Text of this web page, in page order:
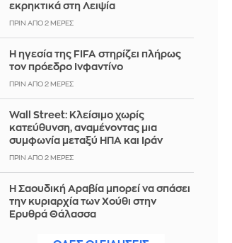
εκρηκτικά στη Λειψία
ΠΡΙΝ ΑΠΌ 2 ΜΈΡΕΣ
Η ηγεσία της FIFA στηρίζει πλήρως
τον πρόεδρο Ινφαντίνο
ΠΡΙΝ ΑΠΌ 2 ΜΈΡΕΣ
Wall Street: Κλείσιμο χωρίς
κατεύθυνση, αναμένοντας μια
συμφωνία μεταξύ ΗΠΑ και Ιράν
ΠΡΙΝ ΑΠΌ 2 ΜΈΡΕΣ
Η Σαουδική Αραβία μπορεί να σπάσει
την κυριαρχία των Χούθι στην
Ερυθρά Θάλασσα